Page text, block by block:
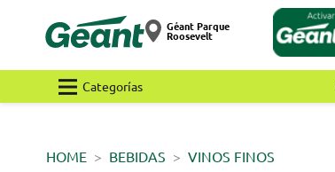
Géant Parque
Roosevelt
Categorías
HOME BEBIDAS VINOS FINOS